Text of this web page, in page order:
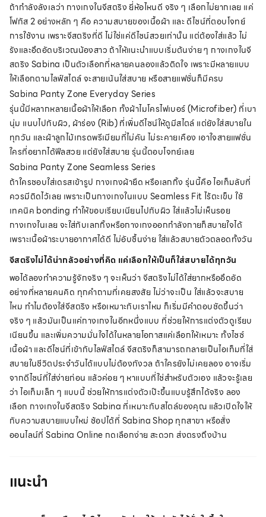
ถ้ากำลังลังเลว่า กางเกงในจีสตริง ยี่ห้อไหนดี จริง ๆ เลือกไม่ยากเลย แค่
โฟกัส 2 อย่างหลัก ๆ คือ ความสบายของเนื้อผ้า และ ดีไซน์ที่ตอบโจทย์
การใช้งาน เพราะจีสตริงที่ดี ไม่ใช่แค่ดีไซน์สวยเท่านั้น แต่ต้องใส่แล้ว ไม่
รังและอึดอัดบริเวณน้องสาว ถ้าให้แนะนำแบบเริ่มต้นง่าย ๆ กางเกงในจี
สตริง Sabina เป็นตัวเลือกที่หลายคนลองแล้วติดใจ เพราะมีหลายแบบ
ให้เลือกตามไลฟ์สไตล์ จะสายเน้นใส่สบาย หรือสายแฟชั่นก็มีครบ
Sabina Panty Zone Everyday Series
รุ่นนี้มีหลากหลายเนื้อผ้าให้เลือก ทั้งผ้าไมโครไฟเบอร์ (Microfiber) ที่เบา
นุ่ม แนบไปกับผิว, ผ้าร่อง (Rib) ที่เพิ่มดีไซน์ให้ดูมีสไตล์ แต่ยังใส่สบายใน
ทุกวัน และผ้าลูกไม้เกรดพรีเมียมที่ไม่คัน ไม่ระคายเคือง เอาใจสายแฟชั่น
ใครที่อยากได้ฟีลสวย แต่ยังใส่สบาย รุ่นนี้ตอบโจทย์เลย
Sabina Panty Zone Seamless Series
ถ้าใครชอบใส่เดรสเข้ารูป กางเกงผ้ายืด หรือเลกกิ้ง รุ่นนี้คือ ไอเท็มลับที่
ควรมีติดไว้เลย เพราะเป็นกางเกงในแบบ Seamless Fit ไร้ตะเข็บ ใช้
เทคนิค bonding ทำให้ขอบเรียบเนียนไปกับผิว ใส่แล้วไม่เห็นรอย
กางเกงในเลย จะใส่กับเลกกิ้งหรือกางเกงออกกำลังกายก็สบายใจได้
เพราะเนื้อผ้าระบายอากาศได้ดี ไม่อับชื้นง่าย ใส่แล้วสบายตัวตลอดทั้งวัน
จีสตริงไม่ได้น่ากลัวอย่างที่คิด แค่เลือกให้เป็นก็ใส่สบายได้ทุกวัน
พอได้ลองทำความรู้จักจริง ๆ จะเห็นว่า จีสตริงไม่ได้ใส่ยากหรืออึดอัด
อย่างที่หลายคนคิด ทุกคำถามที่เคยสงสัย ไม่ว่าจะเป็น ใส่แล้วจะสบาย
ไหม ทำไมต้องใส่จีสตริง หรือเหมาะกับเราไหม ก็เริ่มมีคำตอบชัดขึ้นว่า
จริง ๆ แล้วมันเป็นแค่กางเกงในอีกหนึ่งแบบ ที่ช่วยให้การแต่งตัวดูเรียบ
เนียนขึ้น และเพิ่มความมั่นใจได้ในหลายโอกาสแค่เลือกให้เหมาะ ทั้งไซซ์
เนื้อผ้า และดีไซน์ที่เข้ากับไลฟ์สไตล์ จีสตริงก็สามารถกลายเป็นไอเท็มที่ใส่
สบายในชีวิตประจำวันได้แบบไม่ต้องกังวล ถ้าใครยังไม่เคยลอง อาจเริ่ม
จากดีไซน์ที่ใส่ง่ายก่อน แล้วค่อย ๆ หาแบบที่ใช่สำหรับตัวเอง แล้วจะรู้เลย
ว่า ไอเท็มเล็ก ๆ แบบนี้ ช่วยให้การแต่งตัวเป๊ะขึ้นแบบรู้สึกได้จริง ลอง
เลือก กางเกงในจีสตริง Sabina ที่เหมาะกับสไตล์ของคุณ แล้วเปิดใจให้
กับความสบายแบบใหม่ ช้อปได้ที่ Sabina Shop ทุกสาขา หรือสั่ง
ออนไลน์ที่ Sabina Online กดเลือกง่าย สะดวก ส่งตรงถึงบ้าน
แนะนำ